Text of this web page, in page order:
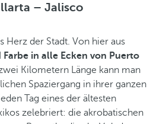
– Jalisco
Herz der Stadt. Von hier aus
Farbe in alle Ecken von Puerto
Kilometern Länge kann man
Spaziergang in ihrer ganzen
Tag eines der ältesten
zelebriert: die akrobatischen